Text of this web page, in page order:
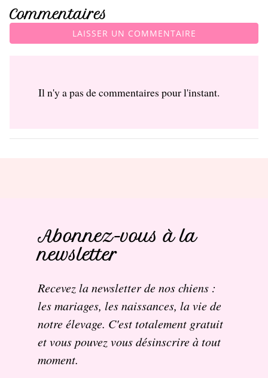
Commentaires
LAISSER UN COMMENTAIRE
Il n'y a pas de commentaires pour l'instant.
Abonnez-vous à la
newsletter
Recevez la newsletter de nos chiens :
les mariages, les naissances, la vie de
notre élevage. C'est totalement gratuit
et vous pouvez vous désinscrire à tout
moment.